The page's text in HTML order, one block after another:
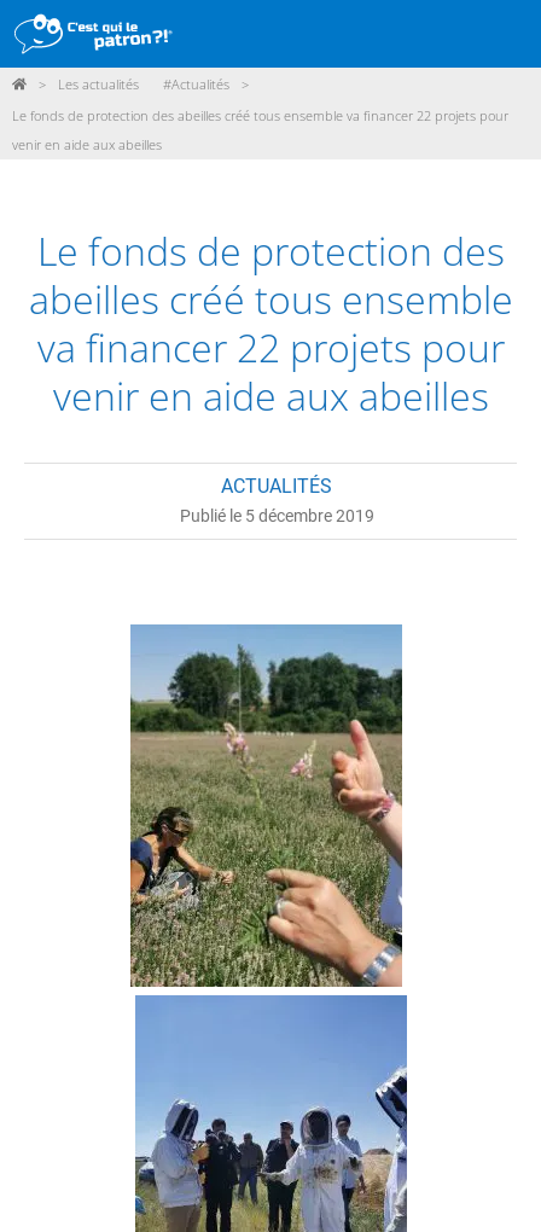
DÉMARCHE
PARTICIPER
ACTUALITÉS
ME CONNECTER / ADHÉRER
> Les actualités #Actualités
>
Le fonds de protection des abeilles créé tous ensemble va financer 22 projets pour
venir en aide aux abeilles
Le fonds de protection des
abeilles créé tous ensemble
va financer 22 projets pour
venir en aide aux abeilles
ACTUALITÉS
Publié le 5 décembre 2019